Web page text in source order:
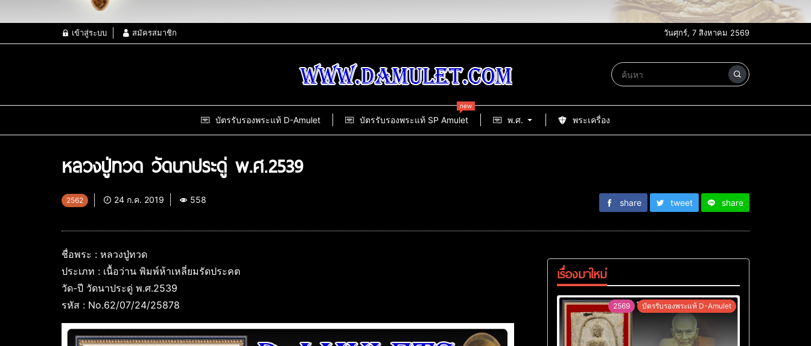
เข้าสู่ระบบ สมัครสมาชิก วันศุกร์, 7 สิงหาคม 2569
บัตรรับรองพระแท้ D-Amulet บัตรรับรองพระแท้ SP Amulet
new
พ.ศ. พระเครื่อง
หลวงปู่ทวด วัดนาประดู่ พ.ศ.2539
2562 24 ก.ค. 2019 558 share tweet share
ชื่อพระ : หลวงปู่ทวด
ประเภท : เนื้อว่าน พิมพ์ห้าเหลี่ยมรัดประคต
วัด-ปี วัดนาประดู่ พ.ศ.2539
รหัส : No.62/07/24/25878
เรื่องมาใหม่
2569 บัตรรับรองพระแท้ D-Amulet